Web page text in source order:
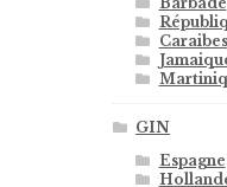
Caraibes
GIN
Espagne